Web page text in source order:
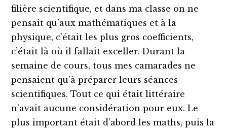
filière scientifique, et dans ma classe on ne
pensait qu’aux mathématiques et à la
physique, c’était les plus gros coefficients,
c’était là où il fallait exceller. Durant la
semaine de cours, tous mes camarades ne
pensaient qu’à préparer leurs séances
scientifiques. Tout ce qui était littéraire
n’avait aucune considération pour eux. Le
plus important était d’abord les maths, puis la